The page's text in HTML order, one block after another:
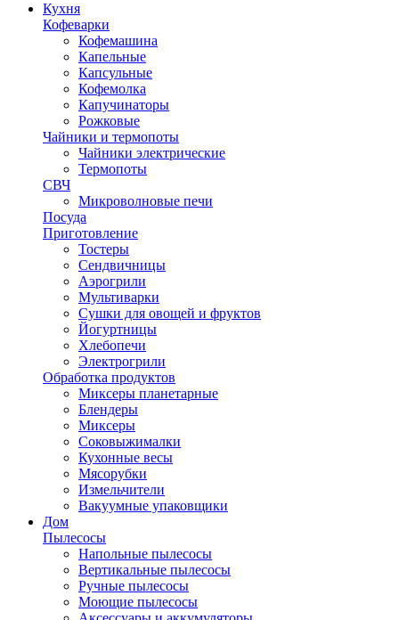
Кухня
Кофеварки
Кофемашина
Капельные
Капсульные
Кофемолка
Капучинаторы
Рожковые
Чайники и термопоты
Чайники электрические
Термопоты
СВЧ
Микроволновые печи
Посуда
Приготовление
Тостеры
Сендвичницы
Аэрогрили
Мультиварки
Сушки для овощей и фруктов
Йогуртницы
Хлебопечи
Электрогрили
Обработка продуктов
Миксеры планетарные
Блендеры
Миксеры
Соковыжималки
Кухонные весы
Мясорубки
Измельчители
Вакуумные упаковщики
Дом
Пылесосы
Напольные пылесосы
Вертикальные пылесосы
Ручные пылесосы
Моющие пылесосы